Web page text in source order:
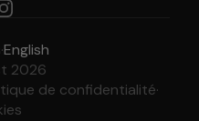
·English
2026
de confidentialité·